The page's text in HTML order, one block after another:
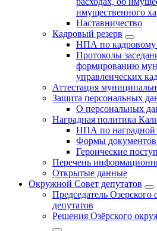
имущественного
Наставничество
Кадровый резерв
НПА по кадровому
Протоколы
формированию
управленческих
Аттестация
Защита персональных
О персональных
Наградная политика
НПА по наградной
Формы документов
Героические
Перечень
Открытые данные
Окружной Совет депутатов
Председатель Озерского
депутатов
Решения Озёрского